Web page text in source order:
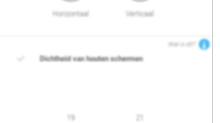
Horizontaal Verticaal
Wat is dit?
Dichtheid van houten schermen
19